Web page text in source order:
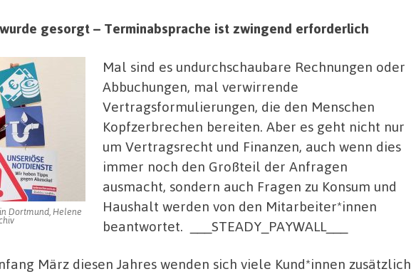
gesorgt – Terminabsprache ist zwingend erforderlich
Dortmund, Helene
Mal sind es undurchschaubare Rechnungen oder
Abbuchungen, mal verwirrende
Vertragsformulierungen, die den Menschen
Kopfzerbrechen bereiten. Aber es geht nicht nur
um Vertragsrecht und Finanzen, auch wenn dies
immer noch den Großteil der Anfragen
ausmacht, sondern auch Fragen zu Konsum und
Haushalt werden von den Mitarbeiter*innen
beantwortet.
___STEADY_PAYWALL___
März diesen Jahres wenden sich viele Kund*innen zusätzlich